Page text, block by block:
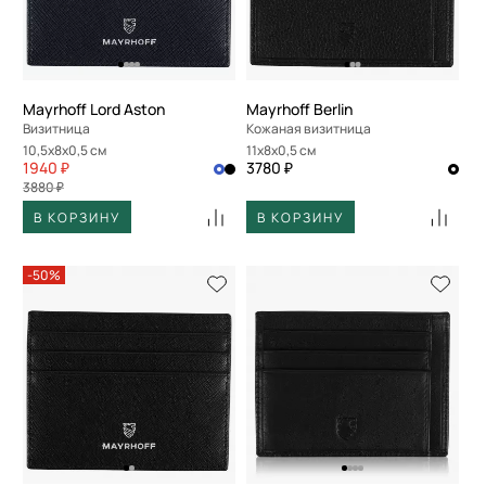
Mayrhoff Lord Aston
Визитница
10,5x8x0,5 см
1940 ₽
3880 ₽
В КОРЗИНУ
Mayrhoff Berlin
Кожаная визитница
11x8x0,5 см
3780 ₽
В КОРЗИНУ
-50%